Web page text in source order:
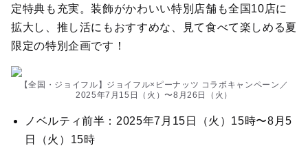
定特典も充実。装飾がかわいい特別店舗も全国10店に
拡大し、推し活にもおすすめな、見て食べて楽しめる夏
限定の特別企画です！
【全国・ジョイフル】ジョイフル×ピーナッツ コラボキャンペーン／
2025年7月15日（火）〜8月26日（火）
ノベルティ前半：2025年7月15日（火）15時〜8月5
日（火）15時